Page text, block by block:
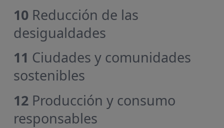
10 Reducción de las
desigualdades
11 Ciudades y comunidades
sostenibles
12 Producción y consumo
responsables